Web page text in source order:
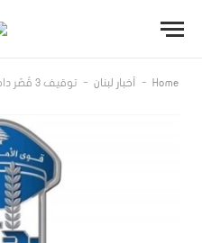
Home
- أخبار لبنان - توقيف 3 قُصّر داخل ميدان سباق الخيل… وقوى الأمن تحذّر من مخاطر القمار والمراهنات